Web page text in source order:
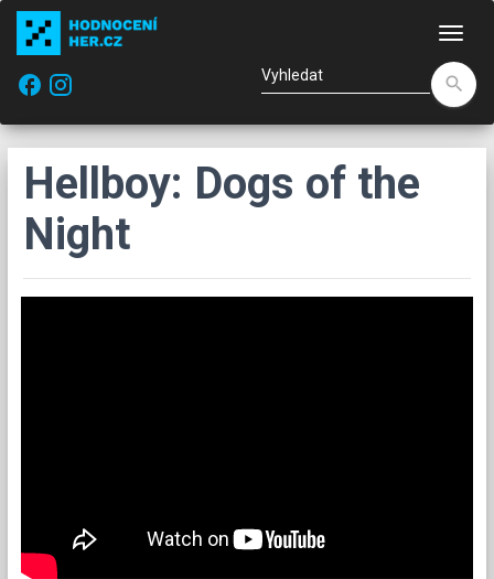
facebook
search
Hellboy: Dogs of the
Night